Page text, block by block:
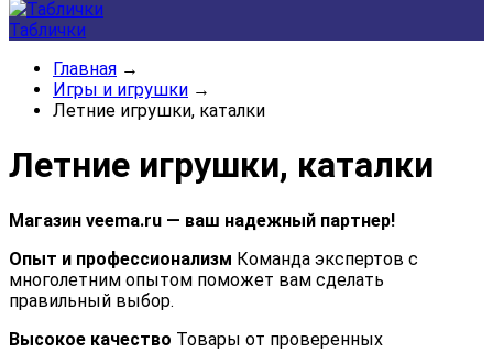
Таблички
Главная →
Игры и игрушки →
Летние игрушки, каталки
Летние игрушки, каталки
Магазин veema.ru — ваш надежный партнер!
Опыт и профессионализм Команда экспертов с
многолетним опытом поможет вам сделать
правильный выбор.
Высокое качество Товары от проверенных